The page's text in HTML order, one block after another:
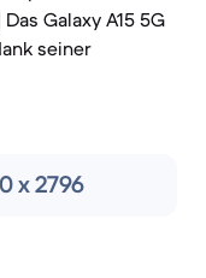
Galaxy A15 5G
seiner
x 2796